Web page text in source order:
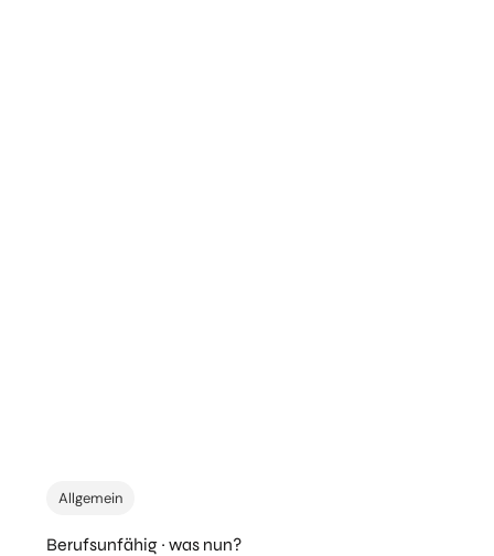
Allgemein
Berufsunfähig ~ was nun?